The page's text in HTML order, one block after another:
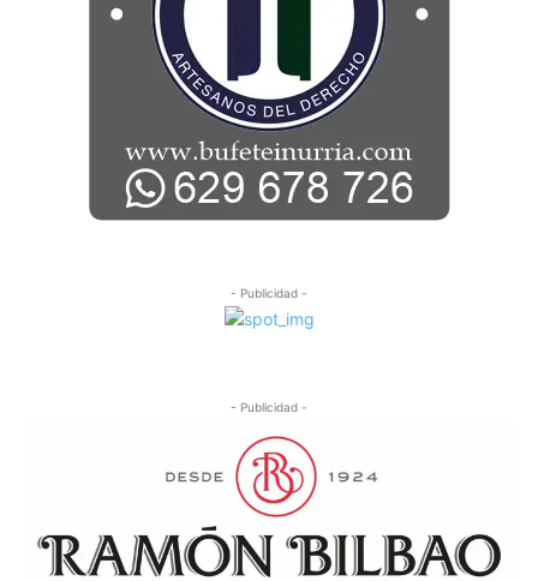
- Publicidad -
- Publicidad -